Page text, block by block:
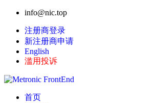
info@nic.top
注册商登录
新注册商申请
English
滥用投诉
首页